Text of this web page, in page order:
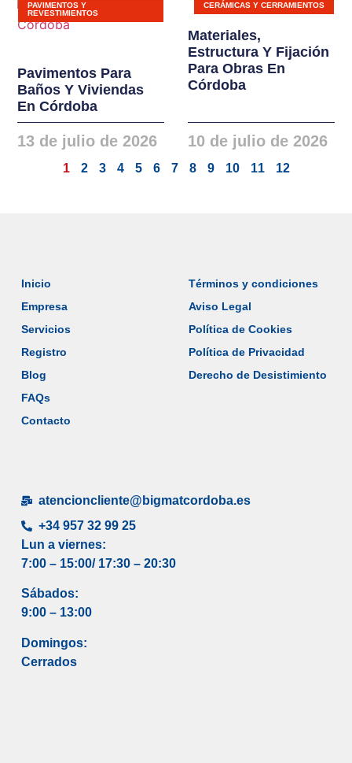
PAVIMENTOS Y
REVESTIMIENTOS
Pavimentos Para
Baños Y Viviendas
En Córdoba
13 de julio de 2026
CERÁMICAS Y CERRAMIENTOS
Materiales,
Estructura Y Fijación
Para Obras En
Córdoba
10 de julio de 2026
1 2 3 4 5 6 7 8 9 10 11 12
Inicio
Empresa
Servicios
Registro
Blog
FAQs
Contacto
Términos y condiciones
Aviso Legal
Política de Cookies
Política de Privacidad
Derecho de Desistimiento
atencioncliente@bigmatcordoba.es
+34 957 32 99 25
Lun a viernes:
7:00 – 15:00/ 17:30 – 20:30
Sábados:
9:00 – 13:00
Domingos:
Cerrados